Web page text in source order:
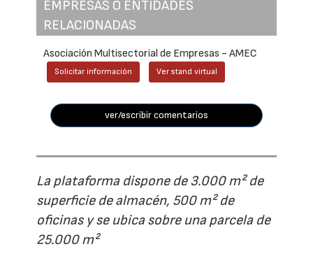
EMPRESAS O ENTIDADES
RELACIONADAS
Asociación Multisectorial de Empresas - AMEC
Solicitar información Ver stand virtual
ver/escribir comentarios
La plataforma dispone de 3.000 m² de
superficie de almacén, 500 m² de
oficinas y se ubica sobre una parcela de
25.000 m²